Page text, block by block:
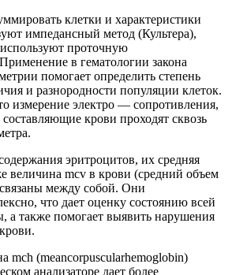
клетки и характеристики
импедансный метод (Культера),
проточную
в гематологии закона
помогает определить степень
и разнородности популяции клеток.
измерение электро — сопротивления,
составляющие крови проходят сквозь
эритроцитов, их средняя
величина mcv в крови (средний объем
между собой. Они
что дает оценку состоянию всей
а также помогает выявить нарушения
mch (meancorpuscularhemoglobin)
анализаторе дает более